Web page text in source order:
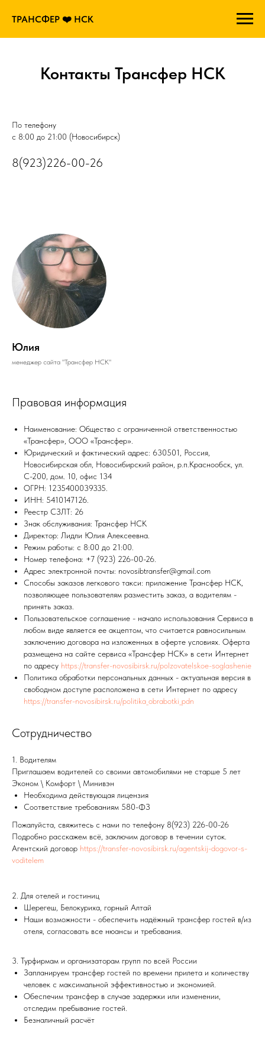
ТРАНСФЕР ❤️ НСК
Контакты Трансфер НСК
По телефону
с 8:00 до 21:00 (Новосибирск)
8(923)226-00-26
Юлия
менеджер сайта "Трансфер НСК"
Правовая информация
Наименование: Общество с ограниченной ответственностью
«Трансфер», ООО «Трансфер».
Юридический и фактический адрес: 630501, Россия,
Новосибирская обл, Новосибирский район, р.п.Краснообск, ул.
С-200, дом. 10, офис 134
ОГРН: 1235400039335.
ИНН: 5410147126.
Реестр СЗЛТ: 26
Знак обслуживания: Трансфер НСК
Директор: Лидли Юлия Алексеевна.
Режим работы: с 8:00 до 21:00.
Номер телефона: +7 (923) 226-00-26.
Адрес электронной почты: novosibtransfer@gmail.com
Способы заказов легкового такси: приложение Трансфер НСК,
позволяющее пользователям разместить заказ, а водителям -
принять заказ.
Пользовательское соглашение - начало использования Сервиса в
любом виде является ее акцептом, что считается равносильным
заключению договора на изложенных в оферте условиях. Оферта
размещена на сайте сервиса «Трансфер НСК» в сети Интернет
по адресу https://transfer-novosibirsk.ru/polzovatelskoe-soglashenie
Политика обработки персональных данных - актуальная версия в
свободном доступе расположена в сети Интернет по адресу
https://transfer-novosibirsk.ru/politika_obrabotki_pdn
Сотрудничество
1. Водителям
Приглашаем водителей со своими автомобилями не старше 5 лет
Эконом \ Комфорт \ Минивэн
Необходима действующая лицензия
Соответствие требованиям 580-ФЗ
Пожалуйста, свяжитесь с нами по телефону 8(923) 226-00-26
Подробно расскажем всё, заключим договор в течении суток.
Агентский договор https://transfer-novosibirsk.ru/agentskij-dogovor-s-
voditelem
2. Для отелей и гостиниц
Шерегеш, Белокуриха, горный Алтай
Наши возможности - обеспечить надёжный трансфер гостей в/из
отеля, согласовать все нюансы и требования.
3. Турфирмам и организаторам групп по всей России
Запланируем трансфер гостей по времени прилета и количеству
человек с максимальной эффективностью и экономией.
Обеспечим трансфер в случае задержки или изменении,
отследим пребывание гостей.
Безналичный расчёт